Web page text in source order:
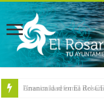
Arranca la reforma del